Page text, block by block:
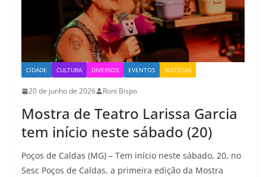
CIDADE CULTURA DIVERSOS EVENTOS NOTÍCIAS
20 de junho de 2026 Roni Bispo
Mostra de Teatro Larissa Garcia
tem início neste sábado (20)
Poços de Caldas (MG) – Tem início neste sábado, 20, no
Sesc Poços de Caldas, a primeira edição da Mostra